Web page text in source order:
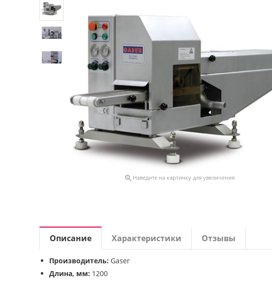
 Наведите на картинку для увеличения
Описание Характеристики Отзывы
Производитель: Gaser
Длина, мм: 1200